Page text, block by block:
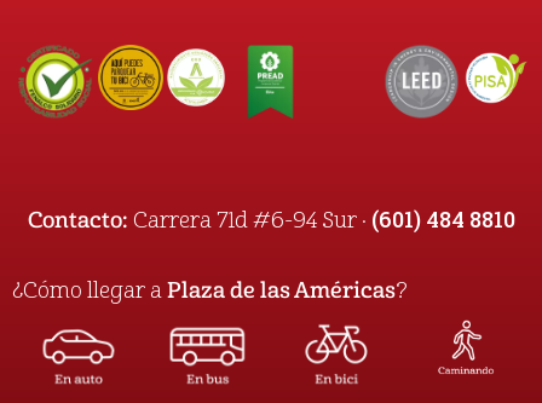
Contacto: Carrera 71d #6-94 Sur · (601) 484 8810
¿Cómo llegar a Plaza de las Américas?